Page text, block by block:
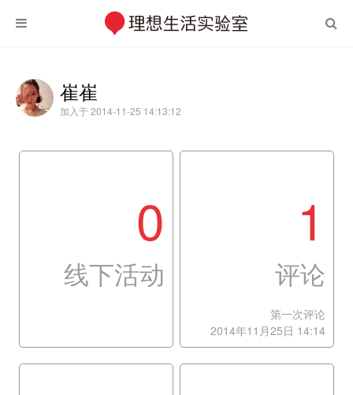
崔崔
加入于 2014-11-25 14:13:12
0
线下活动
1
评论
第一次评论
2014年11月25日 14:14